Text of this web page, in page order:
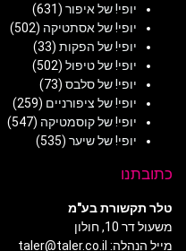
יופי! של איפור (631)
יופי! של אסתטיקה (502)
יופי! של הפקות (33)
יופי! של טיפול (502)
יופי! של סלבס (73)
יופי! של ציפורניים (259)
יופי! של קוסמטיקה (547)
יופי! של שיער (535)
כתובתנו
טלר תקשורת בע"מ
משעול דר 10, חולון
מייל הנהלה: taler@taler.co.il